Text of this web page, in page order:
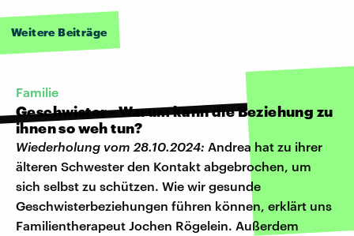
Weitere Beiträge
Familie
Geschwister - Warum kann die Beziehung zu
ihnen so weh tun?
Wiederholung vom 28.10.2024: Andrea hat zu ihrer
älteren Schwester den Kontakt abgebrochen, um
sich selbst zu schützen. Wie wir gesunde
Geschwisterbeziehungen führen können, erklärt uns
Familientherapeut Jochen Rögelein. Außerdem